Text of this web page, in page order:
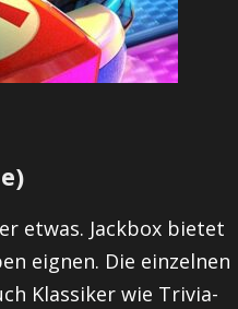
etwas. Jackbox bietet
eignen. Die einzelnen
Klassiker wie Trivia-